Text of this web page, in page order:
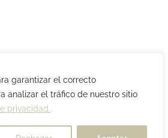
garantizar el correcto
analizar el tráfico de nuestro sitio
privacidad.